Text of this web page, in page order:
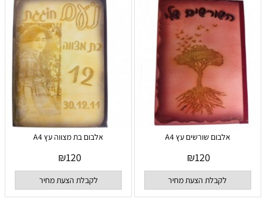
אלבום שורשים עץ A4
₪120
לקבלת הצעת מחיר
אלבום בת מצווה עץ A4
₪120
לקבלת הצעת מחיר